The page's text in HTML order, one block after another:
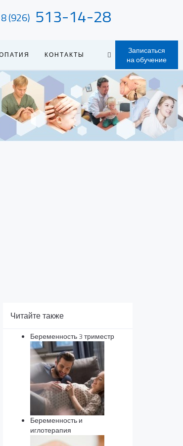
8 (926) 513-14-28
Записаться
на обучение
КОНТАКТЫ
Читайте также
Беременность 3 триместр
Беременность и
иглотерапия